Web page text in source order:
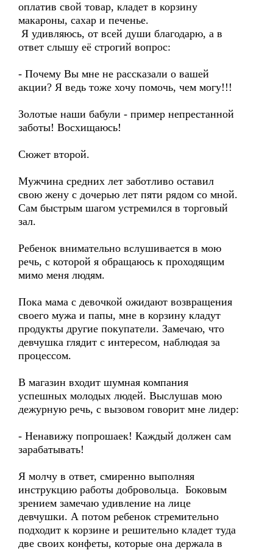
оплатив свой товар, кладет в корзину
макароны, сахар и печенье.
Я удивляюсь, от всей души благодарю, а в
ответ слышу её строгий вопрос:
- Почему Вы мне не рассказали о вашей
акции? Я ведь тоже хочу помочь, чем могу!!!
Золотые наши бабули - пример непрестанной
заботы! Восхищаюсь!
Сюжет второй.
Мужчина средних лет заботливо оставил
свою жену с дочерью лет пяти рядом со мной.
Сам быстрым шагом устремился в торговый
зал.
Ребенок внимательно вслушивается в мою
речь, с которой я обращаюсь к проходящим
мимо меня людям.
Пока мама с девочкой ожидают возвращения
своего мужа и папы, мне в корзину кладут
продукты другие покупатели. Замечаю, что
девчушка глядит с интересом, наблюдая за
процессом.
В магазин входит шумная компания
успешных молодых людей. Выслушав мою
дежурную речь, с вызовом говорит мне лидер:
- Ненавижу попрошаек! Каждый должен сам
зарабатывать!
Я молчу в ответ, смиренно выполняя
инструкцию работы добровольца. Боковым
зрением замечаю удивление на лице
девчушки. А потом ребенок стремительно
подходит к корзине и решительно кладет туда
две своих конфеты, которые она держала в